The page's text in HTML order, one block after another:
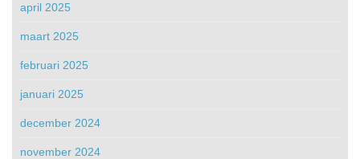
april 2025
maart 2025
februari 2025
januari 2025
december 2024
november 2024